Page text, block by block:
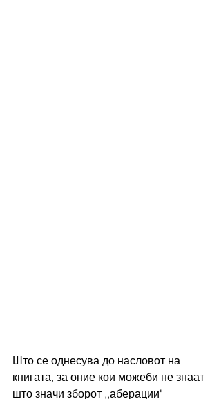
Што се однесува до насловот на
книгата, за оние кои можеби не знаат
што значи зборот ,,аберации"